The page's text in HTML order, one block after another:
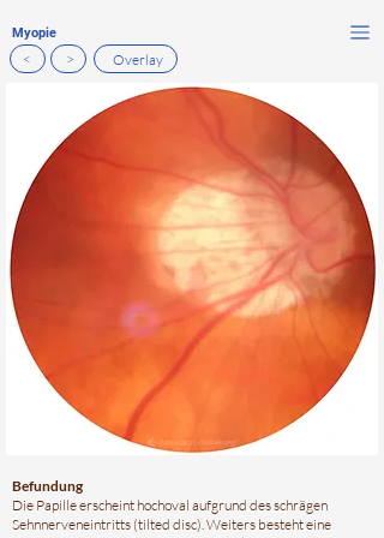
Myopie
< > Overlay
Befundung
Die Papille erscheint hochoval aufgrund des schrägen
Sehnnerveneintritts (tilted disc). Weiters besteht eine